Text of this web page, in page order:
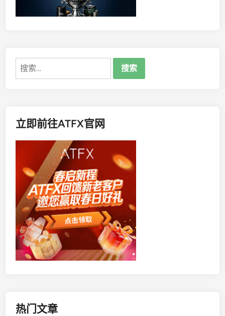
搜
索：
立即前往ATFX官网
热门文章